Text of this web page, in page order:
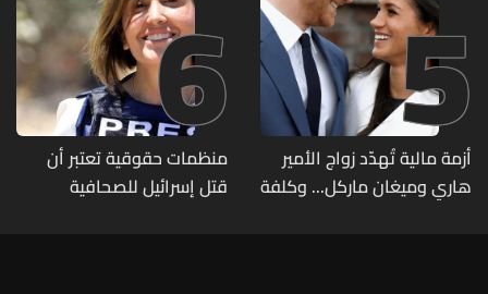
5
أزمة مالية تُهدّد زواج الأمير
هاري وميغان ماركل... وكلفة
6
منظمات حقوقية تعتبر أن
قتل إسرائيل للصحافية